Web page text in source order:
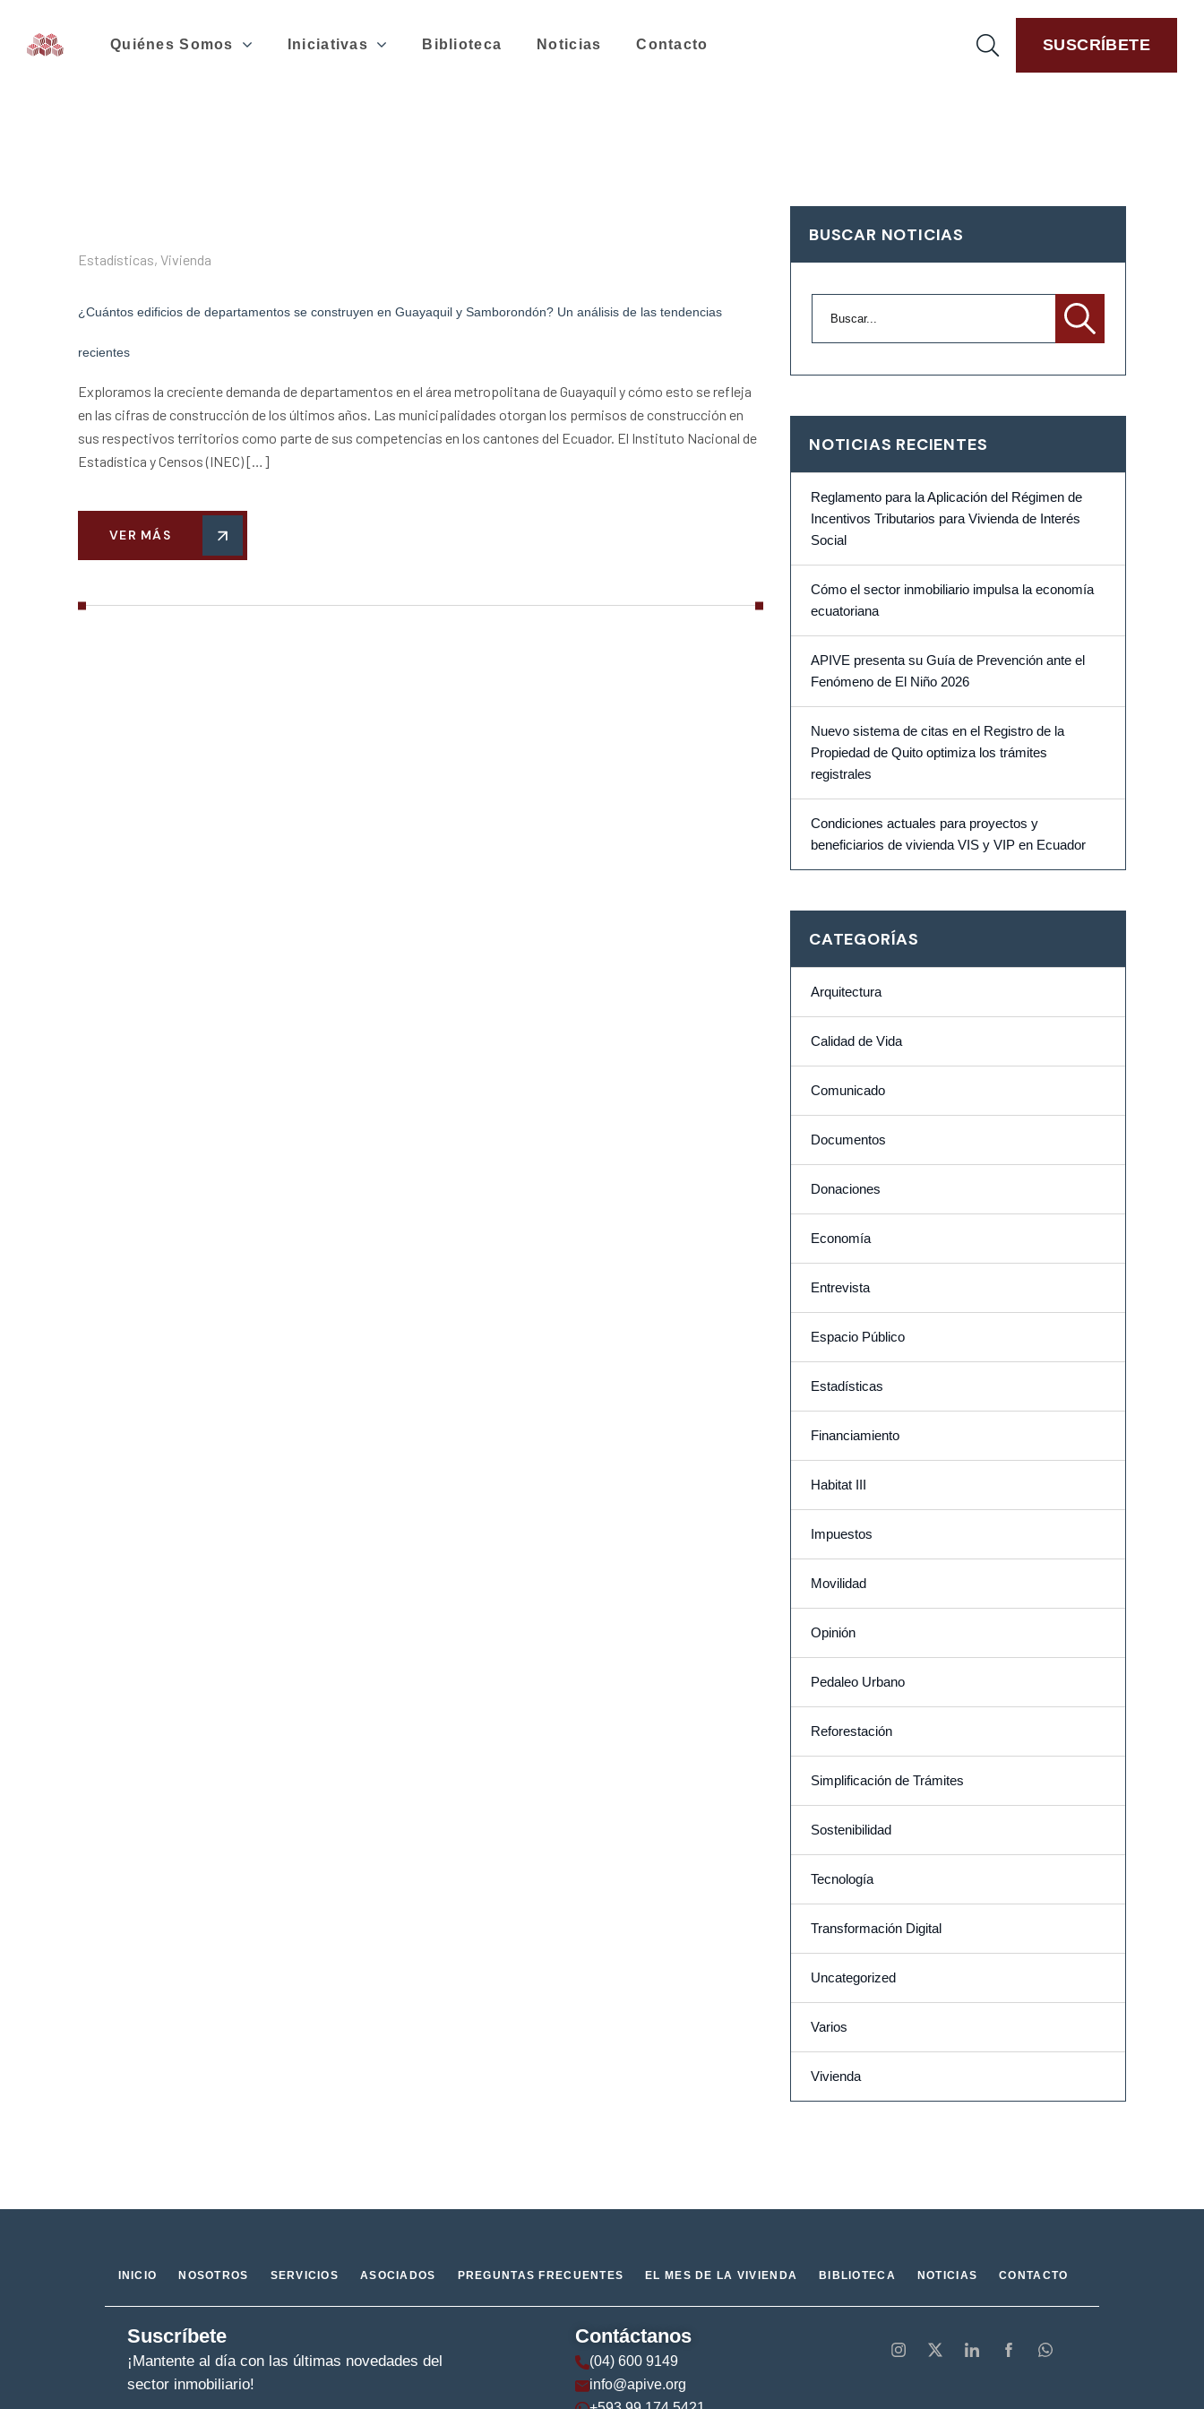
Quiénes Somos Iniciativas Biblioteca Noticias Contacto SUSCRÍBETE
Estadísticas, Vivienda
¿Cuántos edificios de departamentos se construyen en Guayaquil y Samborondón? Un análisis de las tendencias
recientes
Exploramos la creciente demanda de departamentos en el área metropolitana de Guayaquil y cómo esto se refleja
en las cifras de construcción de los últimos años. Las municipalidades otorgan los permisos de construcción en
sus respectivos territorios como parte de sus competencias en los cantones del Ecuador. El Instituto Nacional de
Estadística y Censos (INEC) […]
VER MÁS
BUSCAR NOTICIAS
NOTICIAS RECIENTES
Reglamento para la Aplicación del Régimen de
Incentivos Tributarios para Vivienda de Interés
Social
Cómo el sector inmobiliario impulsa la economía
ecuatoriana
APIVE presenta su Guía de Prevención ante el
Fenómeno de El Niño 2026
Nuevo sistema de citas en el Registro de la
Propiedad de Quito optimiza los trámites
registrales
Condiciones actuales para proyectos y
beneficiarios de vivienda VIS y VIP en Ecuador
CATEGORÍAS
Arquitectura
Calidad de Vida
Comunicado
Documentos
Donaciones
Economía
Entrevista
Espacio Público
Estadísticas
Financiamiento
Habitat III
Impuestos
Movilidad
Opinión
Pedaleo Urbano
Reforestación
Simplificación de Trámites
Sostenibilidad
Tecnología
Transformación Digital
Uncategorized
Varios
Vivienda
INICIO NOSOTROS SERVICIOS ASOCIADOS PREGUNTAS FRECUENTES EL MES DE LA VIVIENDA BIBLIOTECA NOTICIAS CONTACTO
Suscríbete
¡Mantente al día con las últimas novedades del
sector inmobiliario!
Contáctanos
(04) 600 9149
info@apive.org